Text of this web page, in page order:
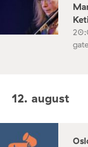
12. august